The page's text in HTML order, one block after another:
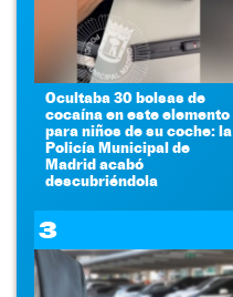
Ocultaba 30 bolsas de
cocaína en este elemento
para niños de su coche: la
Policía Municipal de
Madrid acabó
descubriéndola
3